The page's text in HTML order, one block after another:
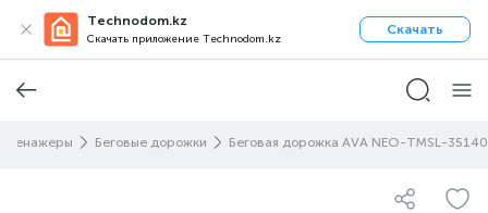
Technodom.kz
Скачать приложение Technodom.kz
Скачать
Беговые дорожки Беговая дорожка AVA NEO-TMSL-35140